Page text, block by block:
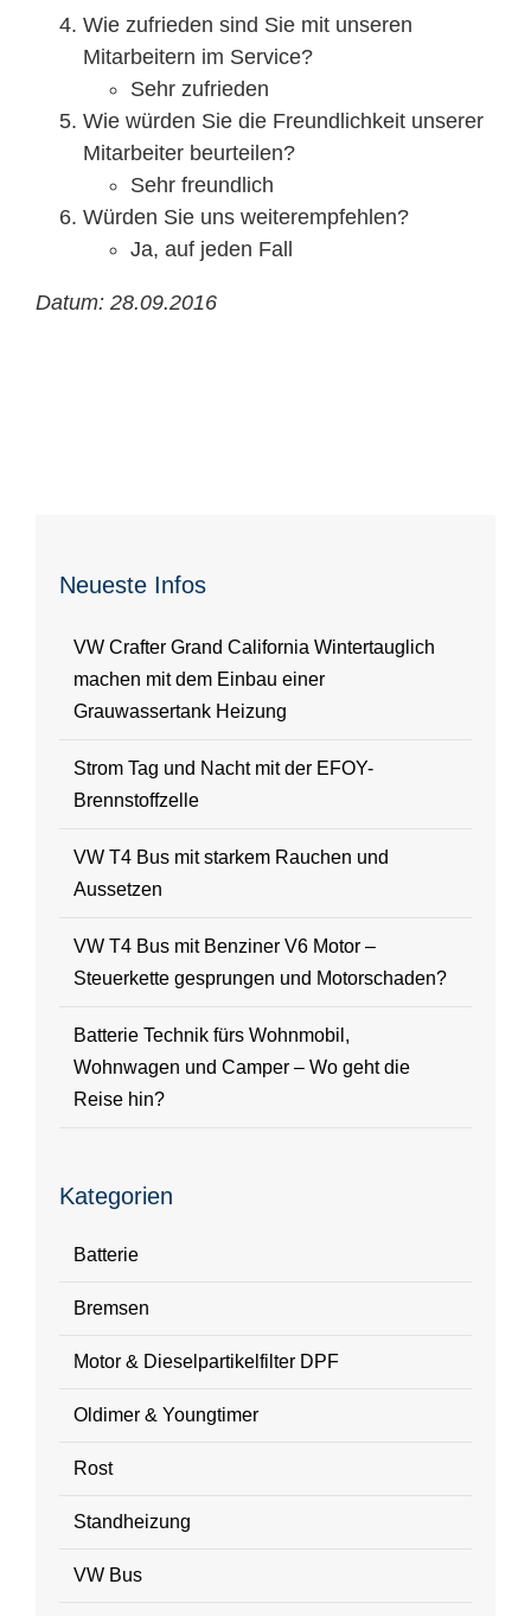
Wie zufrieden sind Sie mit unseren
Mitarbeitern im Service?
Sehr zufrieden
Wie würden Sie die Freundlichkeit unserer
Mitarbeiter beurteilen?
Sehr freundlich
Würden Sie uns weiterempfehlen?
Ja, auf jeden Fall
Datum: 28.09.2016
Neueste Infos
VW Crafter Grand California Wintertauglich
machen mit dem Einbau einer
Grauwassertank Heizung
Strom Tag und Nacht mit der EFOY-
Brennstoffzelle
VW T4 Bus mit starkem Rauchen und
Aussetzen
VW T4 Bus mit Benziner V6 Motor –
Steuerkette gesprungen und Motorschaden?
Batterie Technik fürs Wohnmobil,
Wohnwagen und Camper – Wo geht die
Reise hin?
Kategorien
Batterie
Bremsen
Motor & Dieselpartikelfilter DPF
Oldimer & Youngtimer
Rost
Standheizung
VW Bus